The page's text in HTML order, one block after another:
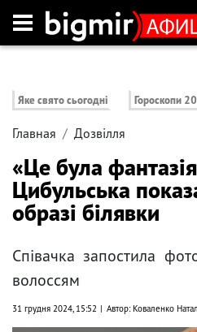
Яке свято сьогодні Гороскопи
Главная Дозвілля
«Це була
Цибульська
образі білявки
Співачка запостила
волоссям
31 грудня 2024, 15:52 Автор: Коваленко